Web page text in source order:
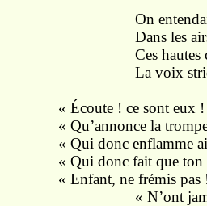
On entendait
Dans les airs et
Ces hautes
La voix
« Écoute ! ce sont eux
« Qu’annonce la
« Qui donc enflamme
« Qui donc fait que ton
« Enfant, ne frémis pas
« N’ont jamais